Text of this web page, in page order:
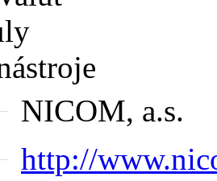
NICOM, a.s.
http://